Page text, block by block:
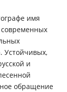
имя
современных
Устойчивых,
и
обращение